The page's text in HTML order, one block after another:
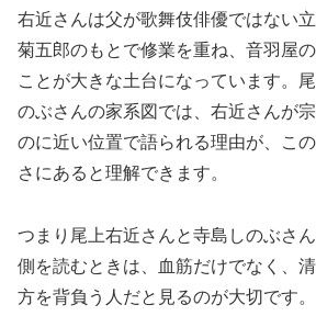
右近さんは父が歌舞伎俳優ではない
菊五郎のもとで修業を重ね、音羽屋
ことが大きな土台になっています。
のぶさんの家系図では、右近さんが
のに近い位置で語られる理由が、こ
さにあると理解できます。
つまり尾上右近さんと寺島しのぶさ
側を読むときは、血筋だけでなく、
方を背負う人だと見るのが大切です